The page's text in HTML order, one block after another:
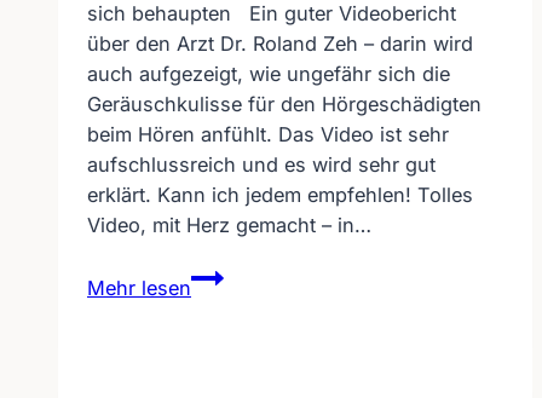
sich behaupten Ein guter Videobericht
über den Arzt Dr. Roland Zeh – darin wird
auch aufgezeigt, wie ungefähr sich die
Geräuschkulisse für den Hörgeschädigten
beim Hören anfühlt. Das Video ist sehr
aufschlussreich und es wird sehr gut
erklärt. Kann ich jedem empfehlen! Tolles
Video, mit Herz gemacht – in…
Mehr lesen
Hörgeschädigter
Arzt